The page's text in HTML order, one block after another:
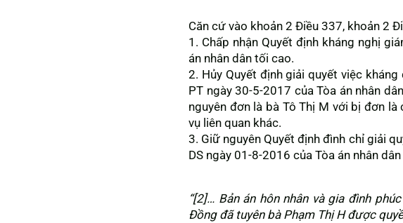
Căn cứ vào khoản 2 Điều 337, khoản 2
1. Chấp nhận Quyết định kháng nghị
án nhân dân tối cao.
2. Hủy Quyết định giải quyết việc
PT ngày 30-5-2017 của Tòa án nhân
nguyên đơn là bà Tô Thị M với bị đơn
vụ liên quan khác.
3. Giữ nguyên Quyết định đình chỉ giải
DS ngày 01-8-2016 của Tòa án nhân
“[2]… Bản án hôn nhân và gia đình
Đồng đã tuyên bà Phạm Thị H được